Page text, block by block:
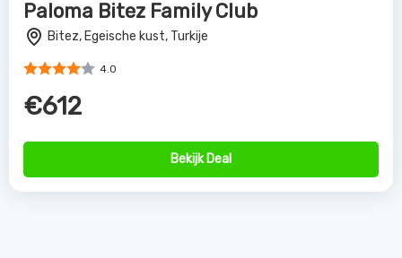
Paloma Bitez Family Club
Bitez, Egeische kust, Turkije
4.0
€612
Bekijk Deal